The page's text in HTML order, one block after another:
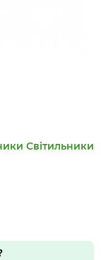
Світильники